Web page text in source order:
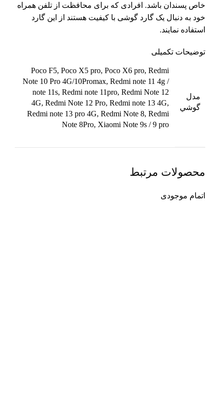
خاص پسندان باشد. افرادی که برای محافظت از تلفن همراه
خود به دنبال یک گارد گوشی با کیفیت هستند از این گارد
استفاده نمایند.
توضیحات تکمیلی
مدل
گوشي
Poco F5, Poco X5 pro, Poco X6 pro, Redmi
Note 10 Pro 4G/10Promax, Redmi note 11 4g /
note 11s, Redmi note 11pro, Redmi Note 12
4G, Redmi Note 12 Pro, Redmi note 13 4G,
Redmi note 13 pro 4G, Redmi Note 8, Redmi
Note 8Pro, Xiaomi Note 9s / 9 pro
محصولات مرتبط
اتمام موجودی